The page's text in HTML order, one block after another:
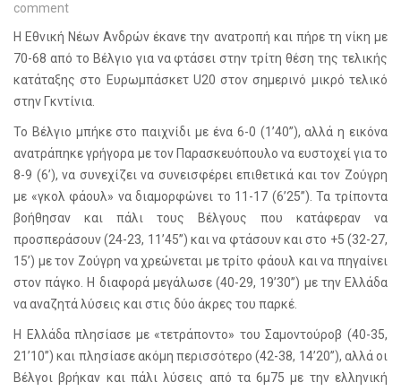
comment
Η Εθνική Νέων Ανδρών έκανε την ανατροπή και πήρε τη νίκη με
70-68 από το Βέλγιο για να φτάσει στην τρίτη θέση της τελικής
κατάταξης στο Ευρωμπάσκετ U20 στον σημερινό μικρό τελικό
στην Γκντίνια.
Το Βέλγιο μπήκε στο παιχνίδι με ένα 6-0 (1’40’’), αλλά η εικόνα
ανατράπηκε γρήγορα με τον Παρασκευόπουλο να ευστοχεί για το
8-9 (6’), να συνεχίζει να συνεισφέρει επιθετικά και τον Ζούγρη
με «γκολ φάουλ» να διαμορφώνει το 11-17 (6’25’’). Τα τρίποντα
βοήθησαν και πάλι τους Βέλγους που κατάφεραν να
προσπεράσουν (24-23, 11’45’’) και να φτάσουν και στο +5 (32-27,
15’) με τον Ζούγρη να χρεώνεται με τρίτο φάουλ και να πηγαίνει
στον πάγκο. Η διαφορά μεγάλωσε (40-29, 19’30’’) με την Ελλάδα
να αναζητά λύσεις και στις δύο άκρες του παρκέ.
Η Ελλάδα πλησίασε με «τετράποντο» του Σαμοντούροβ (40-35,
21’10’’) και πλησίασε ακόμη περισσότερο (42-38, 14’20’’), αλλά οι
Βέλγοι βρήκαν και πάλι λύσεις από τα 6μ75 με την ελληνική